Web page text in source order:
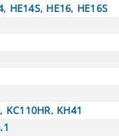
, HE14S, HE16, HE16S
, KC110HR, KH41